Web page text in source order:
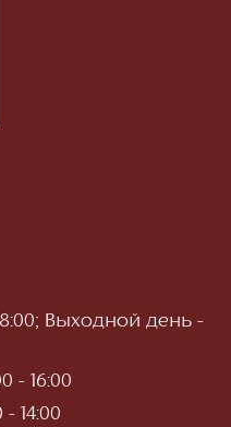
Выходной день -
- 16:00
14:00